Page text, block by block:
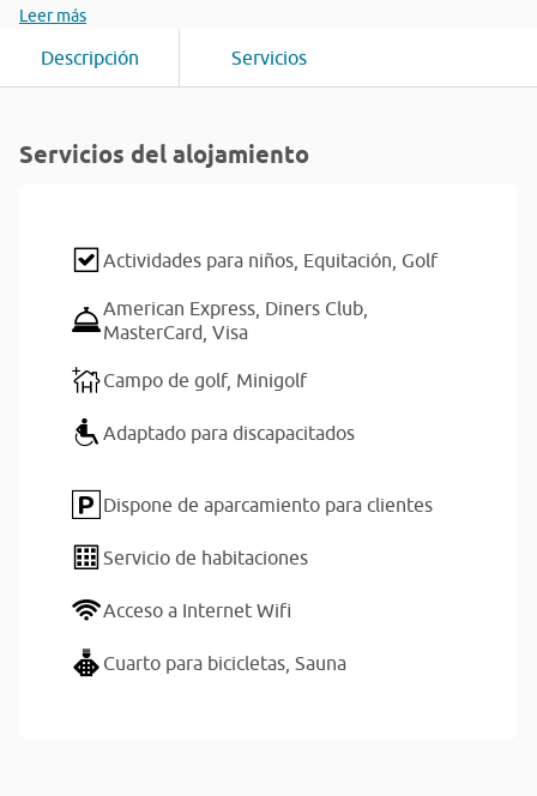
Leer más
Descripción Servicios
Servicios del alojamiento
Actividades para niños, Equitación, Golf
American Express, Diners Club,
MasterCard, Visa
Campo de golf, Minigolf
Adaptado para discapacitados
Dispone de aparcamiento para clientes
Servicio de habitaciones
Acceso a Internet Wifi
Cuarto para bicicletas, Sauna